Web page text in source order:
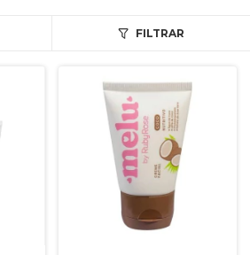
FILTRAR